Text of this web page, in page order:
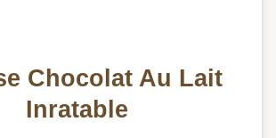
Chocolat Au Lait
Inratable